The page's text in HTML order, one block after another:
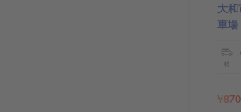
大
車場
¥870